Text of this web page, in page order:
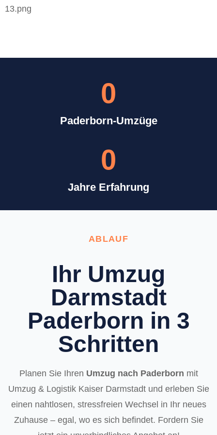
Paderborn-Umzüge
0
Jahre Erfahrung
0
ABLAUF
Ihr Umzug
Darmstadt
Paderborn in 3
Schritten
Planen Sie Ihren Umzug nach Paderborn mit
Umzug & Logistik Kaiser Darmstadt und erleben Sie
einen nahtlosen, stressfreien Wechsel in Ihr neues
Zuhause – egal, wo es sich befindet. Fordern Sie